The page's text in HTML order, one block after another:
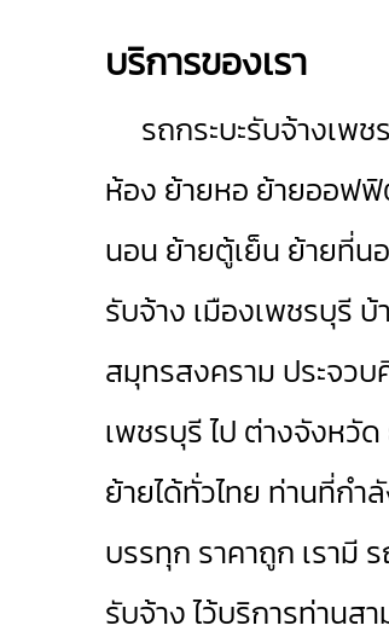
บริการของเรา
รถกระบะรับจ้างเพช
ห้อง ย้ายหอ ย้ายออฟ
นอน ย้ายตู้เย็น ย้ายที่น
รับจ้าง เมืองเพชรบุรี บ้
สมุทรสงคราม ประจว
เพชรบุรี ไป ต่างจังหวั
ย้ายได้ทั่วไทย ท่านที่กำ
บรรทุก ราคาถูก เรามี
รับจ้างไว้บริการท่านส